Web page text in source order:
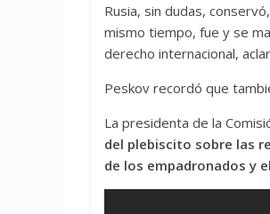
Rusia, sin dudas,
mismo tiempo, fue y se
derecho internacional,
Peskov recordó que
La presidenta de la
del plebiscito sobre las
de los empadronados y